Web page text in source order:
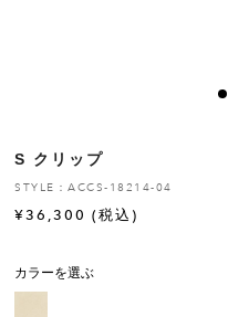
お修理について
S クリップ
STYLE：ACCS-18214-04
¥36,300 (税込)
カラーを選ぶ